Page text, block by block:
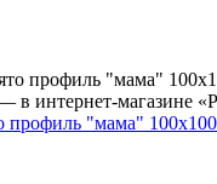
профиль "мама"